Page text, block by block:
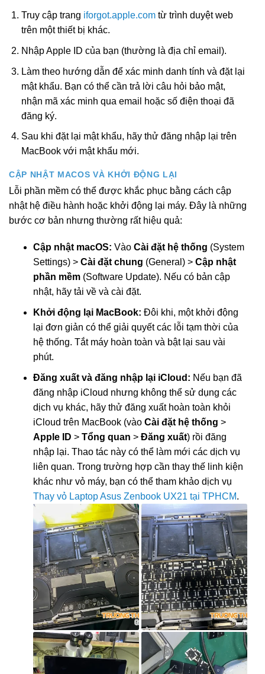
Truy cập trang iforgot.apple.comtừ trình duyệt web
trên một thiết bị khác.
Nhập Apple ID của bạn (thường là địa chỉ email).
Làm theo hướng dẫn để xác minh danh tính và đặt lại
mật khẩu. Bạn có thể cần trả lời câu hỏi bảo mật,
nhận mã xác minh qua email hoặc số điện thoại đã
đăng ký.
Sau khi đặt lại mật khẩu, hãy thử đăng nhập lại trên
MacBook với mật khẩu mới.
CẬP NHẬT MACOS VÀ KHỞI ĐỘNG LẠI
Lỗi phần mềm có thể được khắc phục bằng cách cập
nhật hệ điều hành hoặc khởi động lại máy. Đây là những
bước cơ bản nhưng thường rất hiệu quả:
Cập nhật macOS: Vào Cài đặt hệ thống (System
Settings) > Cài đặt chung (General) > Cập nhật
phần mềm(Software Update). Nếu có bản cập
nhật, hãy tải về và cài đặt.
Khởi động lại MacBook: Đôi khi, một khởi động
lại đơn giản có thể giải quyết các lỗi tạm thời của
hệ thống. Tắt máy hoàn toàn và bật lại sau vài
phút.
Đăng xuất và đăng nhập lại iCloud: Nếu bạn đã
đăng nhập iCloud nhưng không thể sử dụng các
dịch vụ khác, hãy thử đăng xuất hoàn toàn khỏi
iCloud trên MacBook (vào Cài đặt hệ thống >
Apple ID > Tổng quan > Đăng xuất) rồi đăng
nhập lại. Thao tác này có thể làm mới các dịch vụ
liên quan. Trong trường hợp cần thay thế linh kiện
khác như vỏ máy, bạn có thể tham khảo dịch vụ
Thay vỏ Laptop Asus Zenbook UX21 tại TPHCM.